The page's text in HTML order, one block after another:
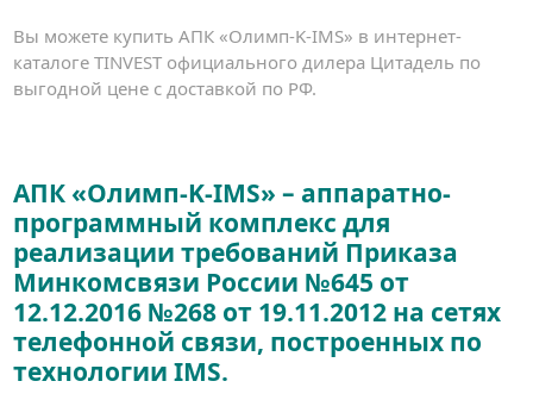
Вы можете купить АПК «Олимп-K-IMS» в интернет-
каталоге TINVEST официального дилера Цитадель по
выгодной цене с доставкой по РФ.
АПК «Олимп-K-IMS» – аппаратно-
программный комплекс для
реализации требований Приказа
Минкомсвязи России №645 от
12.12.2016 №268 от 19.11.2012 на сетях
телефонной связи, построенных по
технологии IMS.